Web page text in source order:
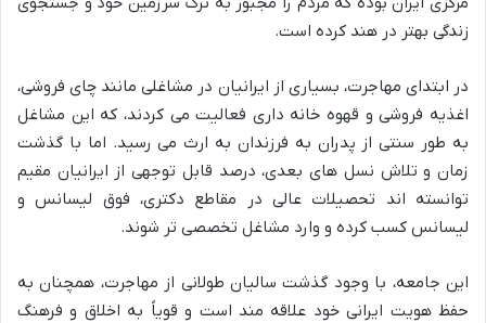
زندگی بهتر در هند کرده است.
در ابتدای مهاجرت، بسیاری از ایرانیان در مشاغلی مانند چای فروشی،
اغذیه فروشی و قهوه خانه داری فعالیت می کردند، که این مشاغل
به طور سنتی از پدران به فرزندان به ارث می رسید. اما با گذشت
زمان و تلاش نسل های بعدی، درصد قابل توجهی از ایرانیان مقیم
توانسته اند تحصیلات عالی در مقاطع دکتری، فوق لیسانس و
لیسانس کسب کرده و وارد مشاغل تخصصی تر شوند.
این جامعه، با وجود گذشت سالیان طولانی از مهاجرت، همچنان به
حفظ هویت ایرانی خود علاقه مند است و قویاً به اخلاق و فرهنگ